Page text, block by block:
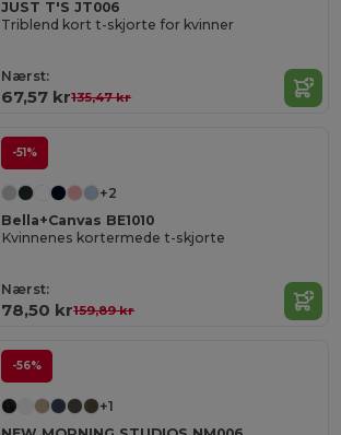
JUST T'S JT006
Triblend kort t-skjorte for kvinner
Nærst:
67,57 kr135,47 kr
-51%
+2
Bella+Canvas BE1010
Kvinnenes kortermede t-skjorte
Nærst:
78,50 kr159,89 kr
-56%
+1